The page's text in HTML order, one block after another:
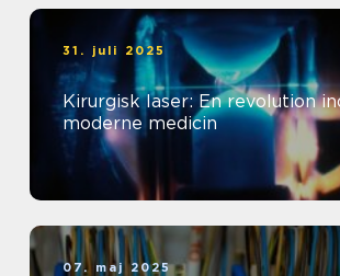
31. juli 2025
Kirurgisk laser: En revolution
moderne medicin
07. maj 2025